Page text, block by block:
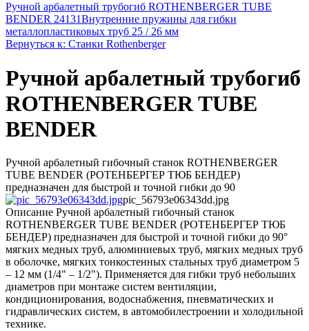
Ручной арбалетный трубогиб ROTHENBERGER TUBE
BENDER 24131Внутренние пружины для гибки
металлопластиковых труб 25 / 26 мм
Вернуться к: Станки Rothenberger
Ручной арбалетный трубогиб
ROTHENBERGER TUBE
BENDER
Ручной арбалетный гибочный станок ROTHENBERGER
TUBE BENDER (РОТЕНБЕРГЕР ТЮБ БЕНДЕР)
предназначен для быстрой и точной гибки до 90
pic_56793e06343dd.jpg
Описание Ручной арбалетный гибочный станок
ROTHENBERGER TUBE BENDER (РОТЕНБЕРГЕР ТЮБ
БЕНДЕР) предназначен для быстрой и точной гибки до 90°
мягких медных труб, алюминиевых труб, мягких медных труб
в оболочке, мягких тонкостенных стальных труб диаметром 5
– 12 мм (1/4" – 1/2"). Применяется для гибки труб небольших
диаметров при монтаже систем вентиляции,
кондиционирования, водоснабжения, пневматических и
гидравлических систем, в автомобилестроении и холодильной
технике.